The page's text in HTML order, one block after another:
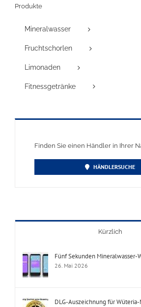
Produkte
Mineralwasser
Fruchtschorlen
Limonaden
Fitnessgetränke
Finden Sie einen Händler in Ihrer
HÄNDLERSUCHE
Kürzlich
Fünf Sekunden Mineralwasser-
26. Mai 2026
DLG-Auszeichnung für